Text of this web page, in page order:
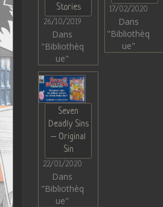
Stories
26/10/2019
Dans
"Bibliothèq
ue"
17/02/2020
Dans
"Bibliothèq
ue"
Seven
Deadly Sins
– Original
Sin
22/01/2020
Dans
"Bibliothèq
ue"